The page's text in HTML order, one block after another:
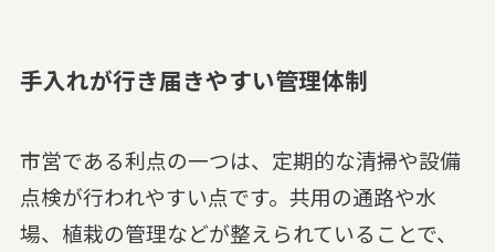
手入れが行き届きやすい管理体制
市営である利点の一つは、定期的な清掃や設備
点検が行われやすい点です。共用の通路や水
場、植栽の管理などが整えられていることで、